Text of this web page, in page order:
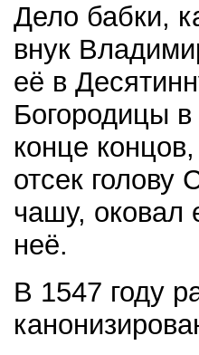
Дело бабки,
внук
её в
Богородицы
конце
отсек голову
чашу, оковал
неё.
В 1547 году